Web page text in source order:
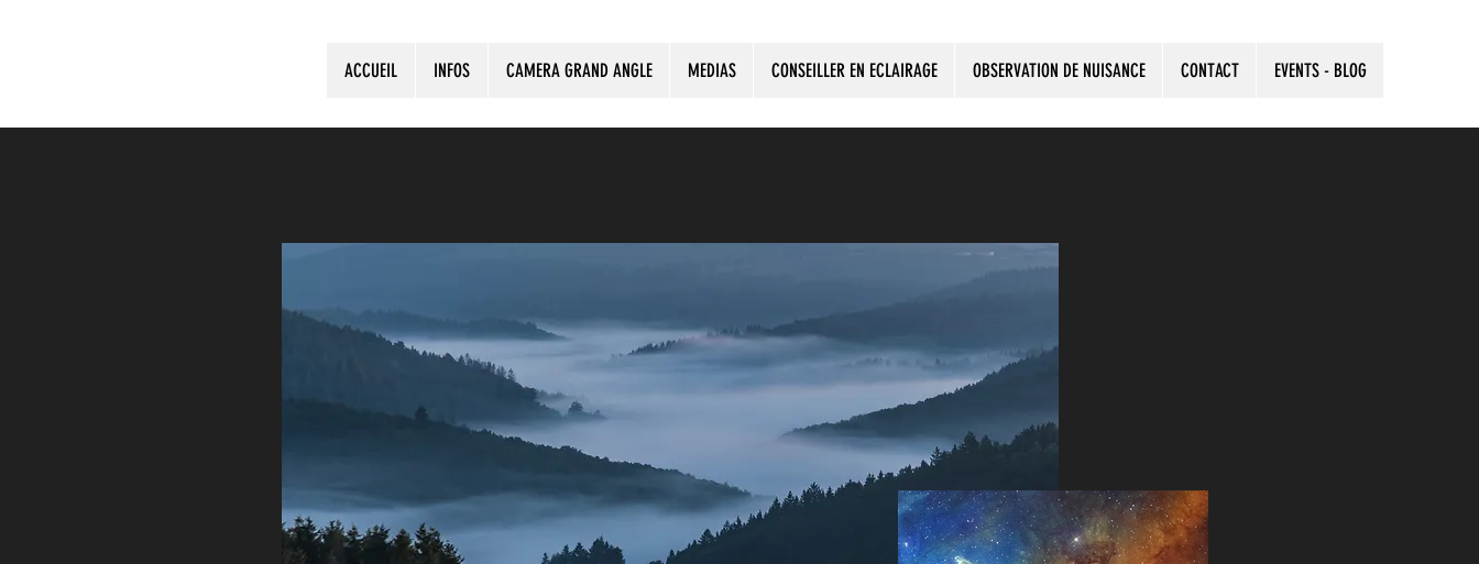
ACCUEIL INFOS CAMERA GRAND ANGLE MEDIAS CONSEILLER EN ECLAIRAGE OBSERVATION DE NUISANCE CONTACT EVENTS - BLOG
ORIGINE